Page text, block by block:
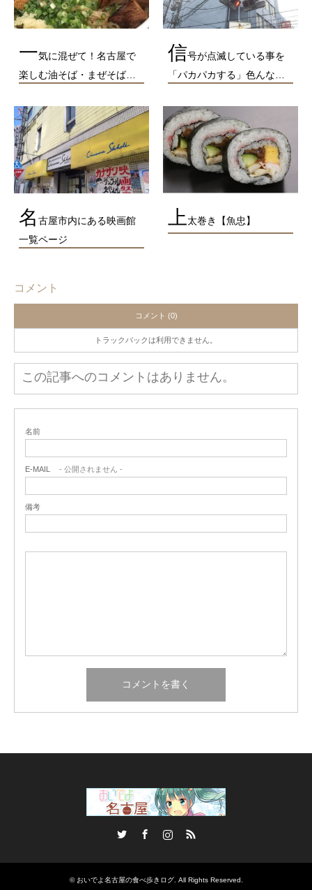
一気に混ぜて！名古屋で
楽しむ油そば・まぜそば…
信号が点滅している事を
「パカパカする」色んな…
名 古屋市内にある映画館
一覧ページ
上 太巻き【魚忠】
コメント
コメント (0)
トラックバックは利用できません。
この記事へのコメントはありません。
名前
E-MAIL - 公開されません -
備考
RSS
© おいでよ名古屋の食べ歩きログ. All Rights Reserved.